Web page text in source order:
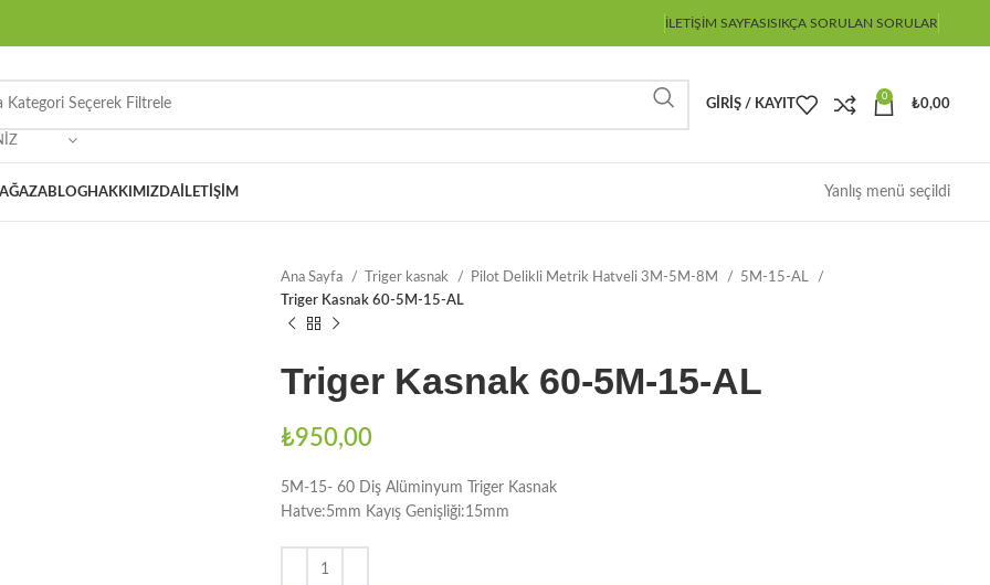
İLETIŞIM SAYFASISIKÇA SORULAN SORULAR
GIRIŞ / KAYIT
0
₺0,00
BLOGHAKKIMIZDA İLETIŞIM Yanlış menü seçildi
Ana Sayfa Triger kasnak Pilot Delikli Metrik Hatveli 3M-5M-8M
5M-15-AL
Triger Kasnak 60-5M-15-AL
Triger Kasnak 60-5M-15-AL
₺950,00
5M-15- 60 Diş Alüminyum Triger Kasnak
Hatve:5mm Kayış Genişliği:15mm